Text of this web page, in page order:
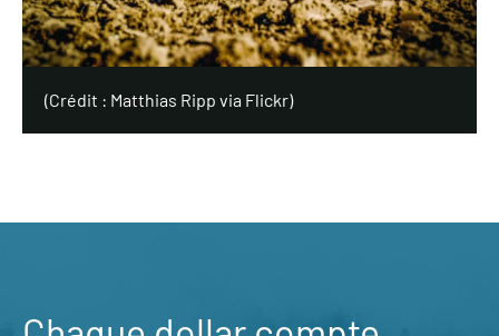
(Crédit : Matthias Ripp via Flickr)